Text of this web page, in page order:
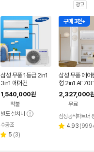
광고
삼성 무풍 1등급 2in1
3in1 에어컨
1,540,000원
착불
별도 설치비
페이
수공조
별 5 리
(3)
구매 3천+
삼성 무풍 에어
형 2in1
BRS 일반배관
기본설치비포함
2,327,000원
무료
별 4.93 리
(